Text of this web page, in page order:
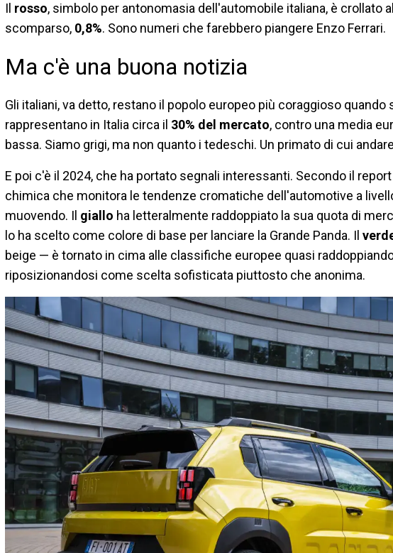
Il rosso, simbolo per antonomasia dell'automobile italiana, è crollato al
scomparso, 0,8%. Sono numeri che farebbero piangere Enzo Ferrari.
Ma c'è una buona notizia
Gli italiani, va detto, restano il popolo europeo più coraggioso
rappresentano in Italia circa il 30% del mercato, contro una media
bassa. Siamo grigi, ma non quanto i tedeschi. Un primato di cui
E poi c'è il 2024, che ha portato segnali interessanti. Secondo il
chimica che monitora le tendenze cromatiche dell'automotive a
muovendo. Il giallo ha letteralmente raddoppiato la sua quota di
lo ha scelto come colore di base per lanciare la Grande Panda. Il
beige — è tornato in cima alle classifiche europee quasi
riposizionandosi come scelta sofisticata piuttosto che anonima.